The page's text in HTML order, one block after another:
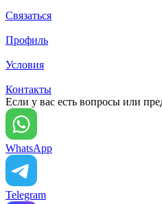
Связаться
Профиль
Условия
Контакты
Если у вас есть вопросы или
WhatsApp
Telegram